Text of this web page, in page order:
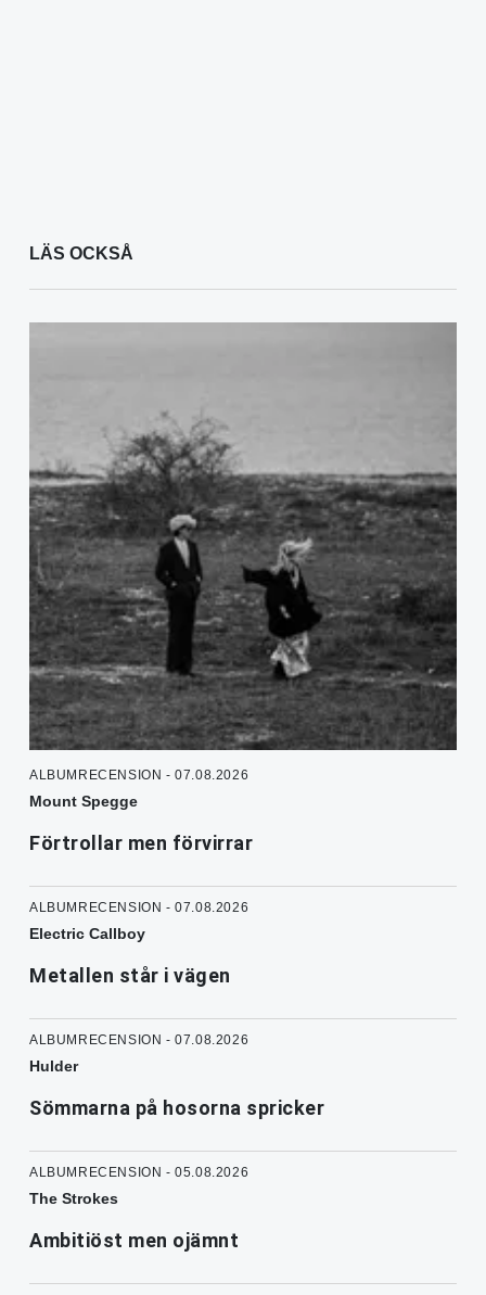
LÄS OCKSÅ
ALBUMRECENSION - 07.08.2026
Mount Spegge
Förtrollar men förvirrar
ALBUMRECENSION - 07.08.2026
Electric Callboy
Metallen står i vägen
ALBUMRECENSION - 07.08.2026
Hulder
Sömmarna på hosorna spricker
ALBUMRECENSION - 05.08.2026
The Strokes
Ambitiöst men ojämnt